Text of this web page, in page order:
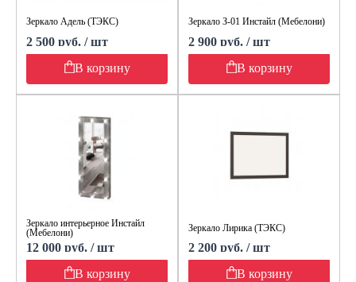
Зеркало Адель (ТЭКС)
2 500 руб. / шт
В корзину
Зеркало З-01 Инстайл (Мебелони)
2 900 руб. / шт
В корзину
Зеркало интерьерное Инстайл
(Мебелони)
12 000 руб. / шт
В корзину
Зеркало Лирика (ТЭКС)
2 200 руб. / шт
В корзину